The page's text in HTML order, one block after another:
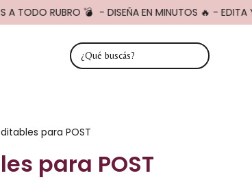
TODO RUBRO 💣 - DISEÑA EN MINUTOS 🔥 - EDITA Y
para POST
para POST